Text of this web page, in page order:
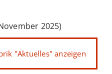
2025)
"Aktuelles" anzeigen